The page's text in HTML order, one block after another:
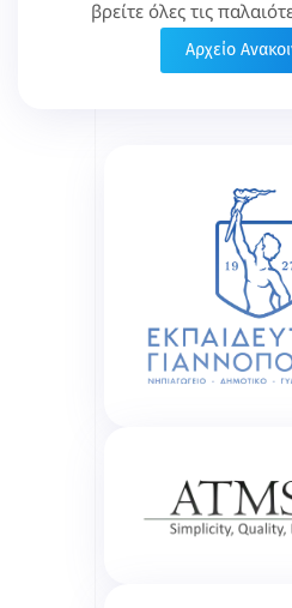
βρείτε όλες τις
Αρχείο